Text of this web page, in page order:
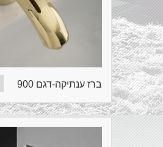
ברז ענתיקה-דגם 900